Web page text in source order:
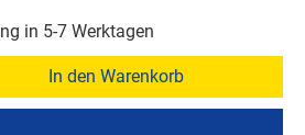
in 5-7 Werktagen
In den Warenkorb